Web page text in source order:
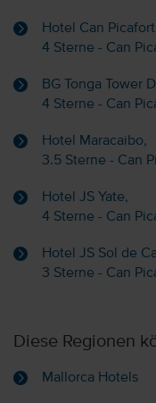
Hotel Can
4 Sterne - Can
BG Tonga Tower
4 Sterne - Can
Hotel Maracaibo,
3.5 Sterne - Can
Hotel JS Yate,
4 Sterne - Can
Hotel JS Sol de
3 Sterne - Can
Diese Regionen
Mallorca Hotels